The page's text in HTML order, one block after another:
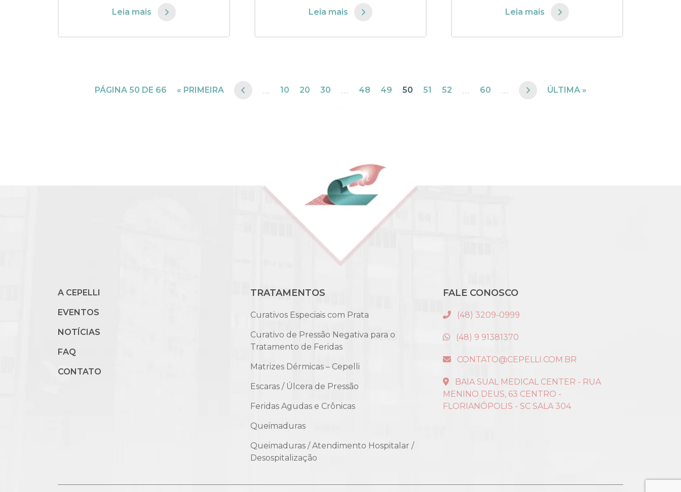
Leia mais Leia mais Leia mais
PÁGINA 50 DE 66 « PRIMEIRA 10 20 30 48 49 50 51 52 60 ÚLTIMA »
A CEPELLI
EVENTOS
NOTÍCIAS
FAQ
CONTATO
TRATAMENTOS
Curativos Especiais com Prata
Curativo de Pressão Negativa para o
Tratamento de Feridas
Matrizes Dérmicas – Cepelli
Escaras / Úlcera de Pressão
Feridas Agudas e Crônicas
Queimaduras
Queimaduras / Atendimento Hospitalar /
Desospitalização
FALE CONOSCO
(48) 3209-0999
(48) 9 91381370
CONTATO@CEPELLI.COM.BR
BAIA SUAL MEDICAL CENTER - RUA
MENINO DEUS, 63 CENTRO -
FLORIANÓPOLIS - SC SALA 304